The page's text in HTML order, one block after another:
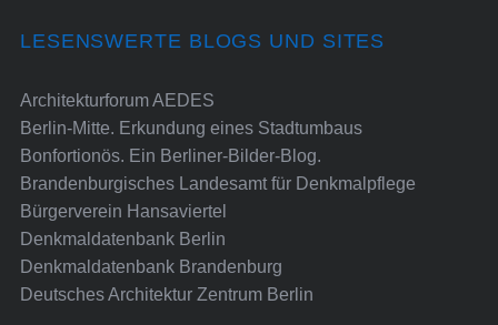
LESENSWERTE BLOGS UND SITES
Architekturforum AEDES
Berlin-Mitte. Erkundung eines Stadtumbaus
Bonfortionös. Ein Berliner-Bilder-Blog.
Brandenburgisches Landesamt für Denkmalpflege
Bürgerverein Hansaviertel
Denkmaldatenbank Berlin
Denkmaldatenbank Brandenburg
Deutsches Architektur Zentrum Berlin